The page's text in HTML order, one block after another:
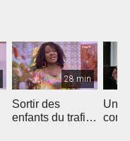
28 min
Sortir des
enfants du trafic
Un